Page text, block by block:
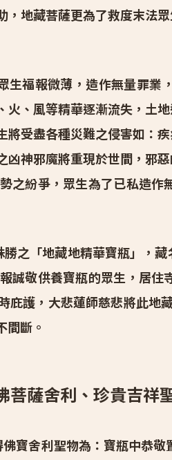
地藏菩薩更為了救度末法
生福報微薄，造作無量罪
、風等精華逐漸流失，土
受盡各種災難之侵害如：
神邪魔將重現於世間，邪
之紛爭，眾生為了已私造
之「地藏地精華寶瓶」，
誠敬供養寶瓶的眾生，居
庇護，大悲蓮師慈悲將此
間斷。
菩薩舍利、珍貴吉
寶舍利聖物為：寶瓶中恭